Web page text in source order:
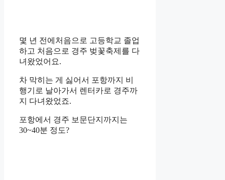
몇 년 전에처음으로 고등학교 졸업
하고 처음으로 경주 벚꽃축제를 다
녀왔었어요.
차 막히는 게 싫어서 포항까지 비
행기로 날아가서 렌터카로 경주까
지 다녀왔었죠.
포항에서 경주 보문단지까지는
30~40분 정도?